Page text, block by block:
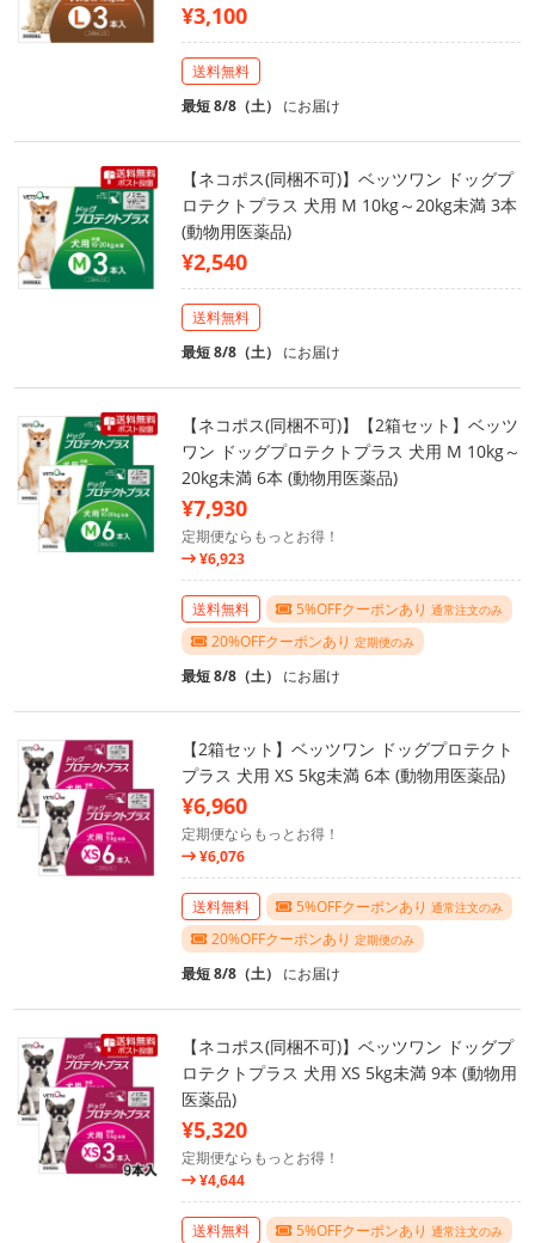
¥3,100
送料無料
最短 8/8（土） にお届け
【ネコポス(同梱不可)】ベッツワン ドッグプ
ロテクトプラス 犬用 M 10kg～20kg未満 3本
(動物用医薬品)
¥2,540
送料無料
最短 8/8（土） にお届け
【ネコポス(同梱不可)】【2箱セット】ベッツ
ワン ドッグプロテクトプラス 犬用 M 10kg～
20kg未満 6本 (動物用医薬品)
¥7,930
定期便ならもっとお得！
¥6,923
送料無料 5%OFFクーポンあり 通常注文のみ
20%OFFクーポンあり 定期便のみ
最短 8/8（土） にお届け
【2箱セット】ベッツワン ドッグプロテクト
プラス 犬用 XS 5kg未満 6本 (動物用医薬品)
¥6,960
定期便ならもっとお得！
¥6,076
送料無料 5%OFFクーポンあり 通常注文のみ
20%OFFクーポンあり 定期便のみ
最短 8/8（土） にお届け
【ネコポス(同梱不可)】ベッツワン ドッグプ
ロテクトプラス 犬用 XS 5kg未満 9本 (動物用
医薬品)
¥5,320
定期便ならもっとお得！
¥4,644
送料無料 5%OFFクーポンあり 通常注文のみ